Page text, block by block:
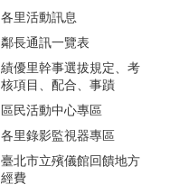
各里活動訊息
鄰長通訊一覽表
績優里幹事選拔規定、考
核項目、配合、事蹟
區民活動中心專區
各里錄影監視器專區
臺北市立殯儀館回饋地方
經費